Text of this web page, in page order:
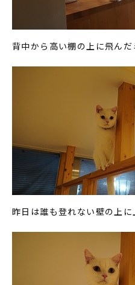
背中から高い棚の上に飛んだ
昨日は誰も登れない壁の上